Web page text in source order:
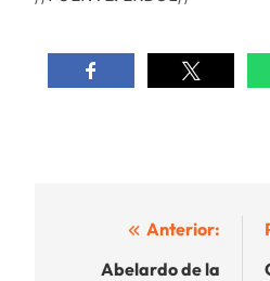
Navegación
Anterior:
Abelardo de la